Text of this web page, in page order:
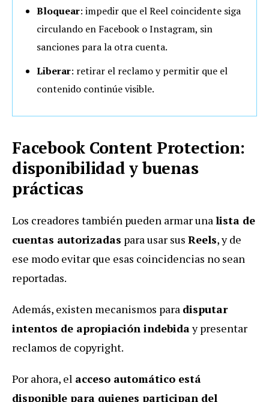
Bloquear: impedir que el Reel coincidente siga
circulando en Facebook o Instagram, sin
sanciones para la otra cuenta.
Liberar: retirar el reclamo y permitir que el
contenido continúe visible.
Facebook Content Protection:
disponibilidad y buenas
prácticas
Los creadores también pueden armar unalista de
cuentas autorizadas para usar sus Reels, y de
ese modo evitar que esas coincidencias no sean
reportadas.
Además, existen mecanismos para disputar
intentos de apropiación indebiday presentar
reclamos de copyright.
Por ahora, el acceso automático está
disponible para quienes participan del